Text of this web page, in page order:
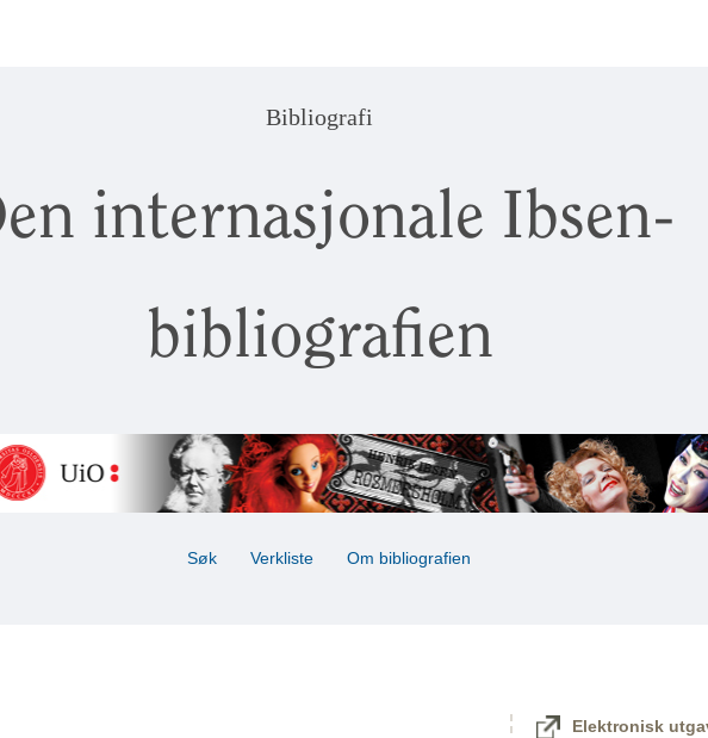
Bibliografi
internasjonale Ibsen-
bibliografien
Søk Verkliste Om bibliografien
Elektronisk